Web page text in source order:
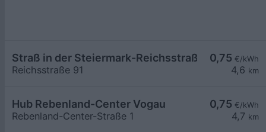
0,75 €/kWh
4,6 km
Straß in der Steiermark-Reichsstraße 91
Reichsstraße 91
0,75 €/kWh
4,7 km
Hub Rebenland-Center Vogau
Rebenland-Center-Straße 1